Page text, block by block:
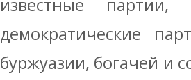
известные
демократические
буржуазии, богачей и